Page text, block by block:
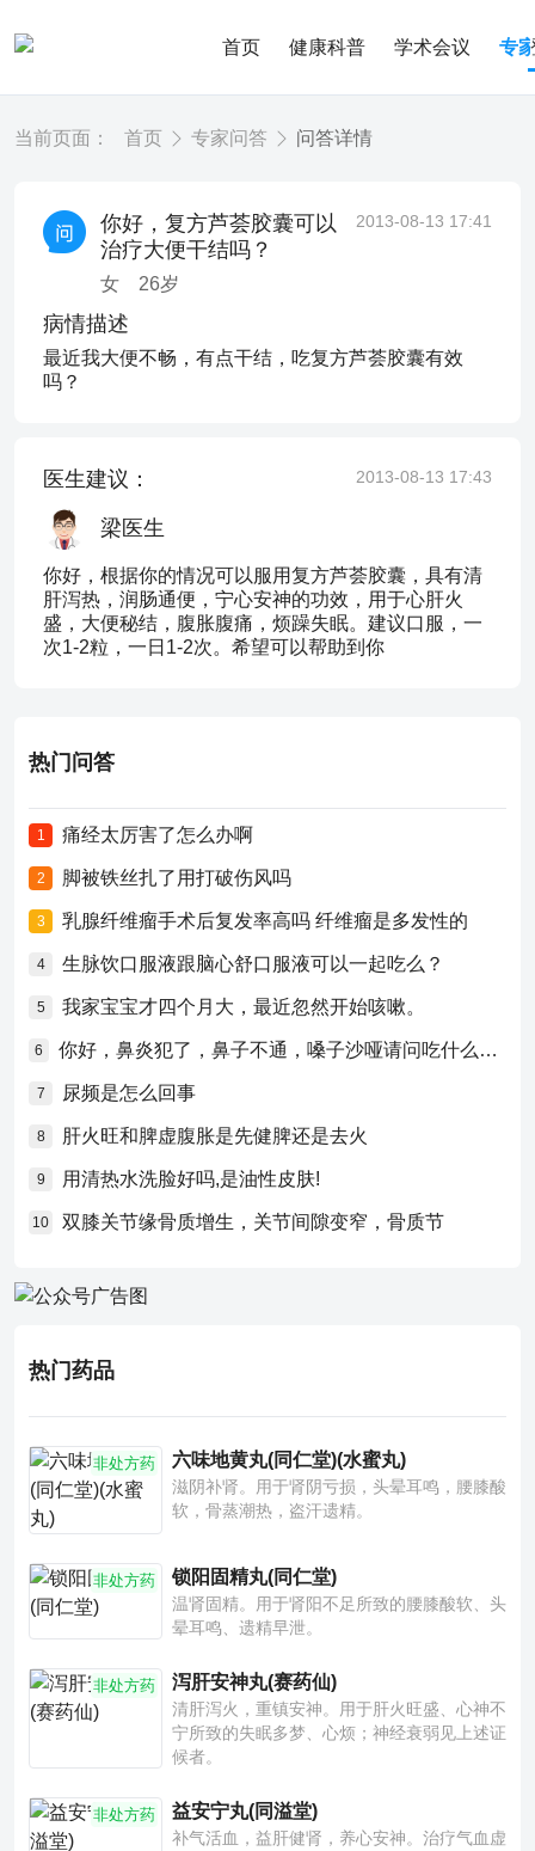
首页 健康科普 学术会议 专
当前页面： 首页 专家问答 问答详情
你好，复方芦荟胶囊可以
治疗大便干结吗？
女 26岁
2013-08-13 17:41
病情描述
最近我大便不畅，有点干结，吃复方芦荟胶囊有效
吗？
医生建议： 2013-08-13 17:43
梁医生
你好，根据你的情况可以服用复方芦荟胶囊，具有清
肝泻热，润肠通便，宁心安神的功效，用于心肝火
盛，大便秘结，腹胀腹痛，烦躁失眠。建议口服，一
次1-2粒，一日1-2次。希望可以帮助到你
热门问答
1 痛经太厉害了怎么办啊
2 脚被铁丝扎了用打破伤风吗
3 乳腺纤维瘤手术后复发率高吗 纤维瘤是多发性的
4 生脉饮口服液跟脑心舒口服液可以一起吃么？
5 我家宝宝才四个月大，最近忽然开始咳嗽。
6 你好，鼻炎犯了，鼻子不通，嗓子沙哑请问吃什么药比较好？
7 尿频是怎么回事
8 肝火旺和脾虚腹胀是先健脾还是去火
9 用清热水洗脸好吗,是油性皮肤!
10 双膝关节缘骨质增生，关节间隙变窄，骨质节
热门药品
非处方药 六味地黄丸(同仁堂)(水蜜丸)
滋阴补肾。用于肾阴亏损，头晕耳鸣，腰膝酸
软，骨蒸潮热，盗汗遗精。
非处方药 锁阳固精丸(同仁堂)
温肾固精。用于肾阳不足所致的腰膝酸软、头
晕耳鸣、遗精早泄。
非处方药 泻肝安神丸(赛药仙)
清肝泻火，重镇安神。用于肝火旺盛、心神不
宁所致的失眠多梦、心烦；神经衰弱见上述证
候者。
非处方药 益安宁丸(同溢堂)
补气活血，益肝健肾，养心安神。治疗气血虚